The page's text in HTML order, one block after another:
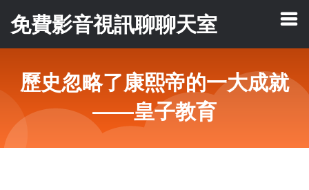
免費影音視訊聊聊天室
歷史忽略了康熙帝的一大成就
——皇子教育